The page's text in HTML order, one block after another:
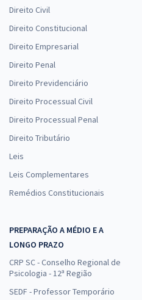
Direito Civil
Direito Constitucional
Direito Empresarial
Direito Penal
Direito Previdenciário
Direito Processual Civil
Direito Processual Penal
Direito Tributário
Leis
Leis Complementares
Remédios Constitucionais
PREPARAÇÃO A MÉDIO E A
LONGO PRAZO
CRP SC - Conselho Regional de
Psicologia - 12ª Região
SEDF - Professor Temporário